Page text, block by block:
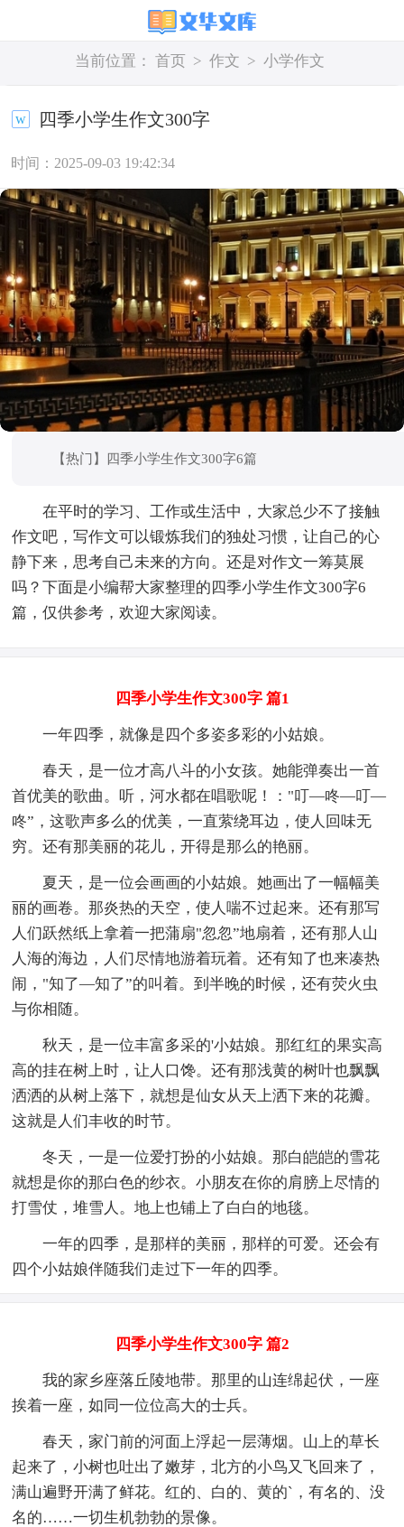
当前位置： 首页 > 作文 > 小学作文
四季小学生作文300字
时间：2025-09-03 19:42:34
【热门】四季小学生作文300字6篇
在平时的学习、工作或生活中，大家总少不了接触
作文吧，写作文可以锻炼我们的独处习惯，让自己的心
静下来，思考自己未来的方向。还是对作文一筹莫展
吗？下面是小编帮大家整理的四季小学生作文300字6
篇，仅供参考，欢迎大家阅读。
四季小学生作文300字 篇1
一年四季，就像是四个多姿多彩的小姑娘。
春天，是一位才高八斗的小女孩。她能弹奏出一首
首优美的歌曲。听，河水都在唱歌呢！："叮—咚—叮—
咚”，这歌声多么的优美，一直萦绕耳边，使人回味无
穷。还有那美丽的花儿，开得是那么的艳丽。
夏天，是一位会画画的小姑娘。她画出了一幅幅美
丽的画卷。那炎热的天空，使人喘不过起来。还有那写
人们跃然纸上拿着一把蒲扇"忽忽”地扇着，还有那人山
人海的海边，人们尽情地游着玩着。还有知了也来凑热
闹，"知了—知了”的叫着。到半晚的时候，还有荧火虫
与你相随。
秋天，是一位丰富多采的'小姑娘。那红红的果实高
高的挂在树上时，让人口馋。还有那浅黄的树叶也飘飘
洒洒的从树上落下，就想是仙女从天上洒下来的花瓣。
这就是人们丰收的时节。
冬天，一是一位爱打扮的小姑娘。那白皑皑的雪花
就想是你的那白色的纱衣。小朋友在你的肩膀上尽情的
打雪仗，堆雪人。地上也铺上了白白的地毯。
一年的四季，是那样的美丽，那样的可爱。还会有
四个小姑娘伴随我们走过下一年的四季。
四季小学生作文300字 篇2
我的家乡座落丘陵地带。那里的山连绵起伏，一座
挨着一座，如同一位位高大的士兵。
春天，家门前的河面上浮起一层薄烟。山上的草长
起来了，小树也吐出了嫩芽，北方的小鸟又飞回来了，
满山遍野开满了鲜花。红的、白的、黄的`，有名的、没
名的……一切生机勃勃的景像。